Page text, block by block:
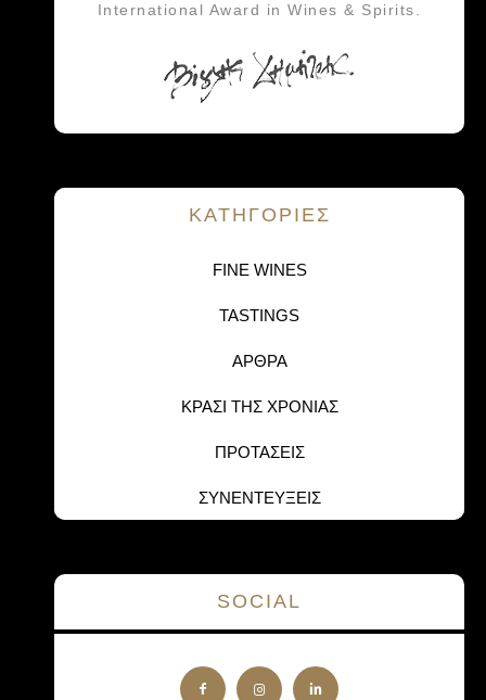
International Award in Wines & Spirits.
KΑΤΗΓΟΡΙΕΣ
FINE WINES
TASTINGS
ΑΡΘΡΑ
ΚΡΑΣΙ ΤΗΣ ΧΡΟΝΙΑΣ
ΠΡΟΤΑΣΕΙΣ
ΣΥΝΕΝΤΕΥΞΕΙΣ
SOCIAL